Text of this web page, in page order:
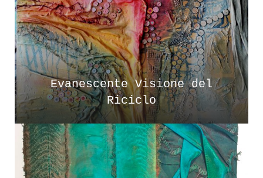
Evanescente Visione del
Riciclo